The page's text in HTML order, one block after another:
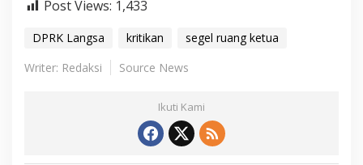
Post Views: 1,433
DPRK Langsa kritikan
segel ruang ketua
Writer: Redaksi
Source News
Ikuti Kami